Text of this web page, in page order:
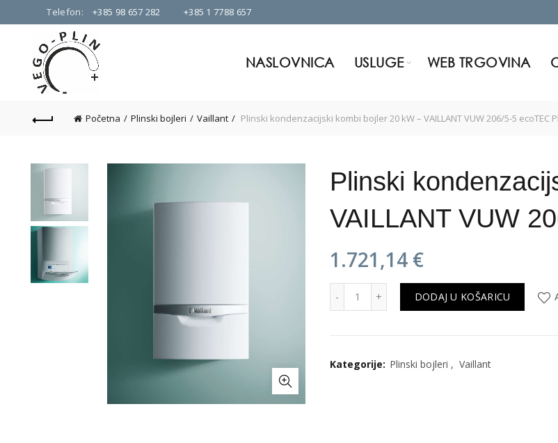
Telefon: +385 98 657 282 +385 1 7788 657
NASLOVNICA USLUGE WEB TRGOVINA
Početna Plinski bojleri Vaillant Plinski kondenzacijski kombi bojler 20 kW – VAILLANT VUW 206/5-5 ecoTEC
Plinski
VAILLANT VUW
1.721,14 €
Plinski kondenzacijski kombi bojler 20 kW -
DODAJ U KOŠARICU
Kategorije: Plinski bojleri , Vaillant